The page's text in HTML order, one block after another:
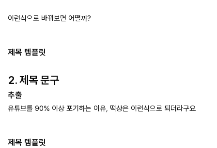
이런식으로 바꿔보면 어떨까?
제목 템플릿
2. 제목 문구
추출
유튜브를 90% 이상 포기하는 이유, 떡상은 이런식으로 되더라구요
제목 템플릿